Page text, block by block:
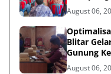
dan
August 06,
Blitar
Gunung
August 06,